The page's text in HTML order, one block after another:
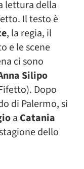
lettura della
Il testo è
, la regia, il
e le scene
ci sono
Silipo
Dopo
di Palermo, si
a Catania
dello